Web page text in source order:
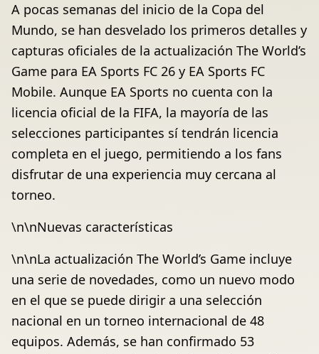
A pocas semanas del inicio de la Copa del
Mundo, se han desvelado los primeros detalles y
capturas oficiales de la actualización The World’s
Game para EA Sports FC 26 y EA Sports FC
Mobile. Aunque EA Sports no cuenta con la
licencia oficial de la FIFA, la mayoría de las
selecciones participantes sí tendrán licencia
completa en el juego, permitiendo a los fans
disfrutar de una experiencia muy cercana al
torneo.
\n\nNuevas características
\n\nLa actualización The World’s Game incluye
una serie de novedades, como un nuevo modo
en el que se puede dirigir a una selección
nacional en un torneo internacional de 48
equipos. Además, se han confirmado 53